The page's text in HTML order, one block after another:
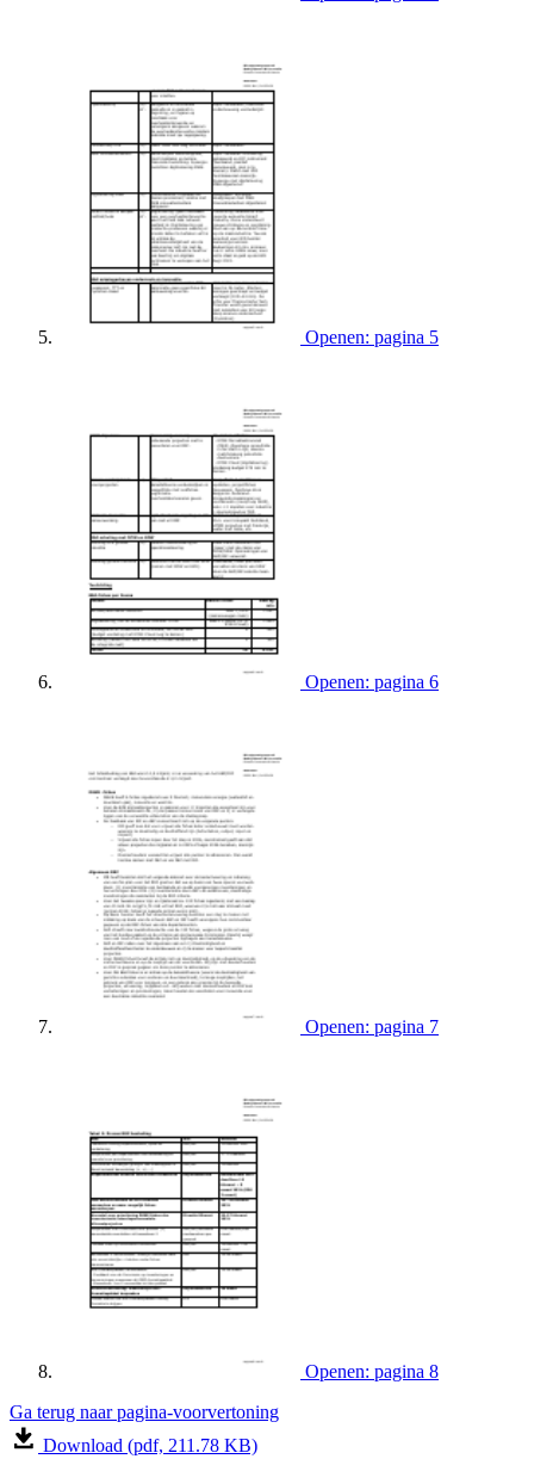
Openen: pagina 5
Openen: pagina 6
Openen: pagina 7
Openen: pagina 8
Ga terug naar pagina-voorvertoning
Download (pdf, 211.78 KB)